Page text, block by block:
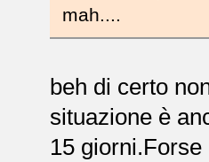
mah....
beh di certo
situazione è
15